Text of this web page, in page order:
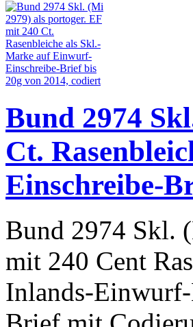
Bund 2974
Ct.
Einschreibe-
Bund 2974 Skl.
mit 240 Cent
Inlands-